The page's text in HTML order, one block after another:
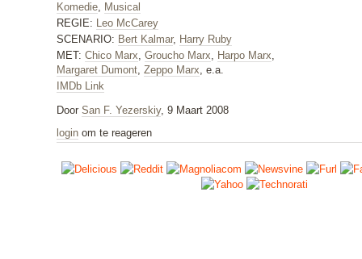
Komedie
Musical
REGIE:
Leo McCarey
SCENARIO: Bert Kalmar,
Harry Ruby
MET: Chico Marx Groucho Marx Harpo Marx
Margaret Dumont Zeppo Marx , e.a.
IMDb Link
Door San F. Yezerskiy, 9 Maart 2008
login om te reageren